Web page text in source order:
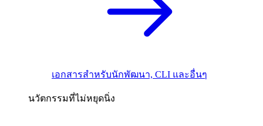
เอกสารสำหรับนักพัฒนา, CLI และอื่นๆ
นวัตกรรมที่ไม่หยุดนิ่ง